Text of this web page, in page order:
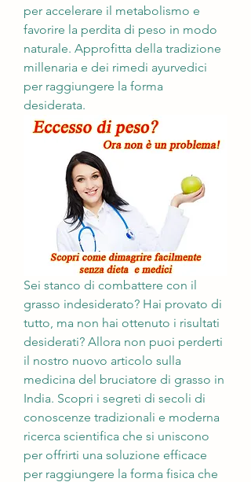
per accelerare il metabolismo e
favorire la perdita di peso in modo
naturale. Approfitta della tradizione
millenaria e dei rimedi ayurvedici
per raggiungere la forma
desiderata.
Sei stanco di combattere con il
grasso indesiderato? Hai provato di
tutto, ma non hai ottenuto i risultati
desiderati? Allora non puoi perderti
il nostro nuovo articolo sulla
medicina del bruciatore di grasso in
India. Scopri i segreti di secoli di
conoscenze tradizionali e moderna
ricerca scientifica che si uniscono
per offrirti una soluzione efficace
per raggiungere la forma fisica che